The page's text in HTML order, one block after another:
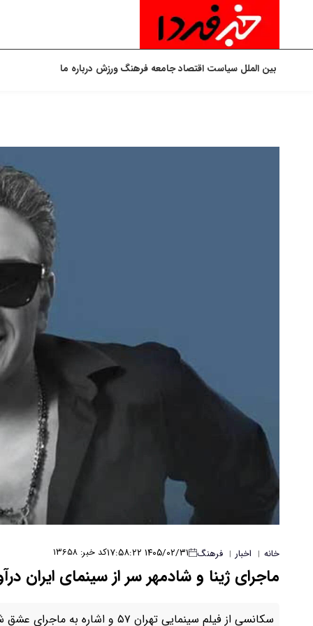
بین الملل سیاست اقتصادجامعه فرهنگورزش درباره ما
خانه | اخبار | فرهنگ ۱۴۰۵/۰۲/۳۱ ۱۷:۵۸:۲۲ کد خبر: ۱۳۶۵۸
ماجرای ژینا و شادمهر سر از سینمای ایران
سکانسی از فیلم سینمایی تهران ۵۷ و اشاره به ماجرای عشق شادمهر و ژینا مورد توجه قرار گرفت.